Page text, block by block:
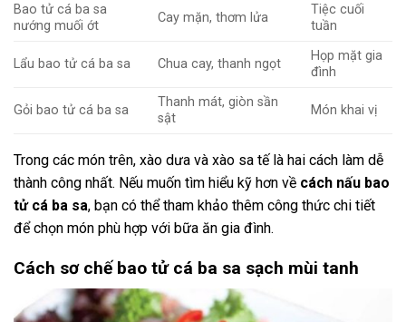
Bao tử cá ba sa
nướng muối ớt
Cay mặn, thơm lửa
Tiệc cuối
tuần
Lẩu bao tử cá ba sa Chua cay, thanh ngọt
Họp mặt gia
đình
Gỏi bao tử cá ba sa
Thanh mát, giòn sần
sật
Món khai vị
Trong các món trên, xào dưa và xào sa tế là hai cách làm dễ
thành công nhất. Nếu muốn tìm hiểu kỹ hơn về cách nấu bao
tử cá ba sa, bạn có thể tham khảo thêm công thức chi tiết
để chọn món phù hợp với bữa ăn gia đình.
Cách sơ chế bao tử cá ba sa sạch mùi tanh